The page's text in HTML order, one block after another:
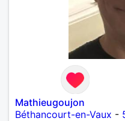
Mathieugoujon
Béthancourt-en-Vaux -